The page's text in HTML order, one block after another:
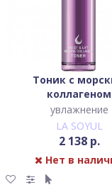
Тоник с
коллагеном
увлажнение
LA SOYUL
2 138 р.
Нет в